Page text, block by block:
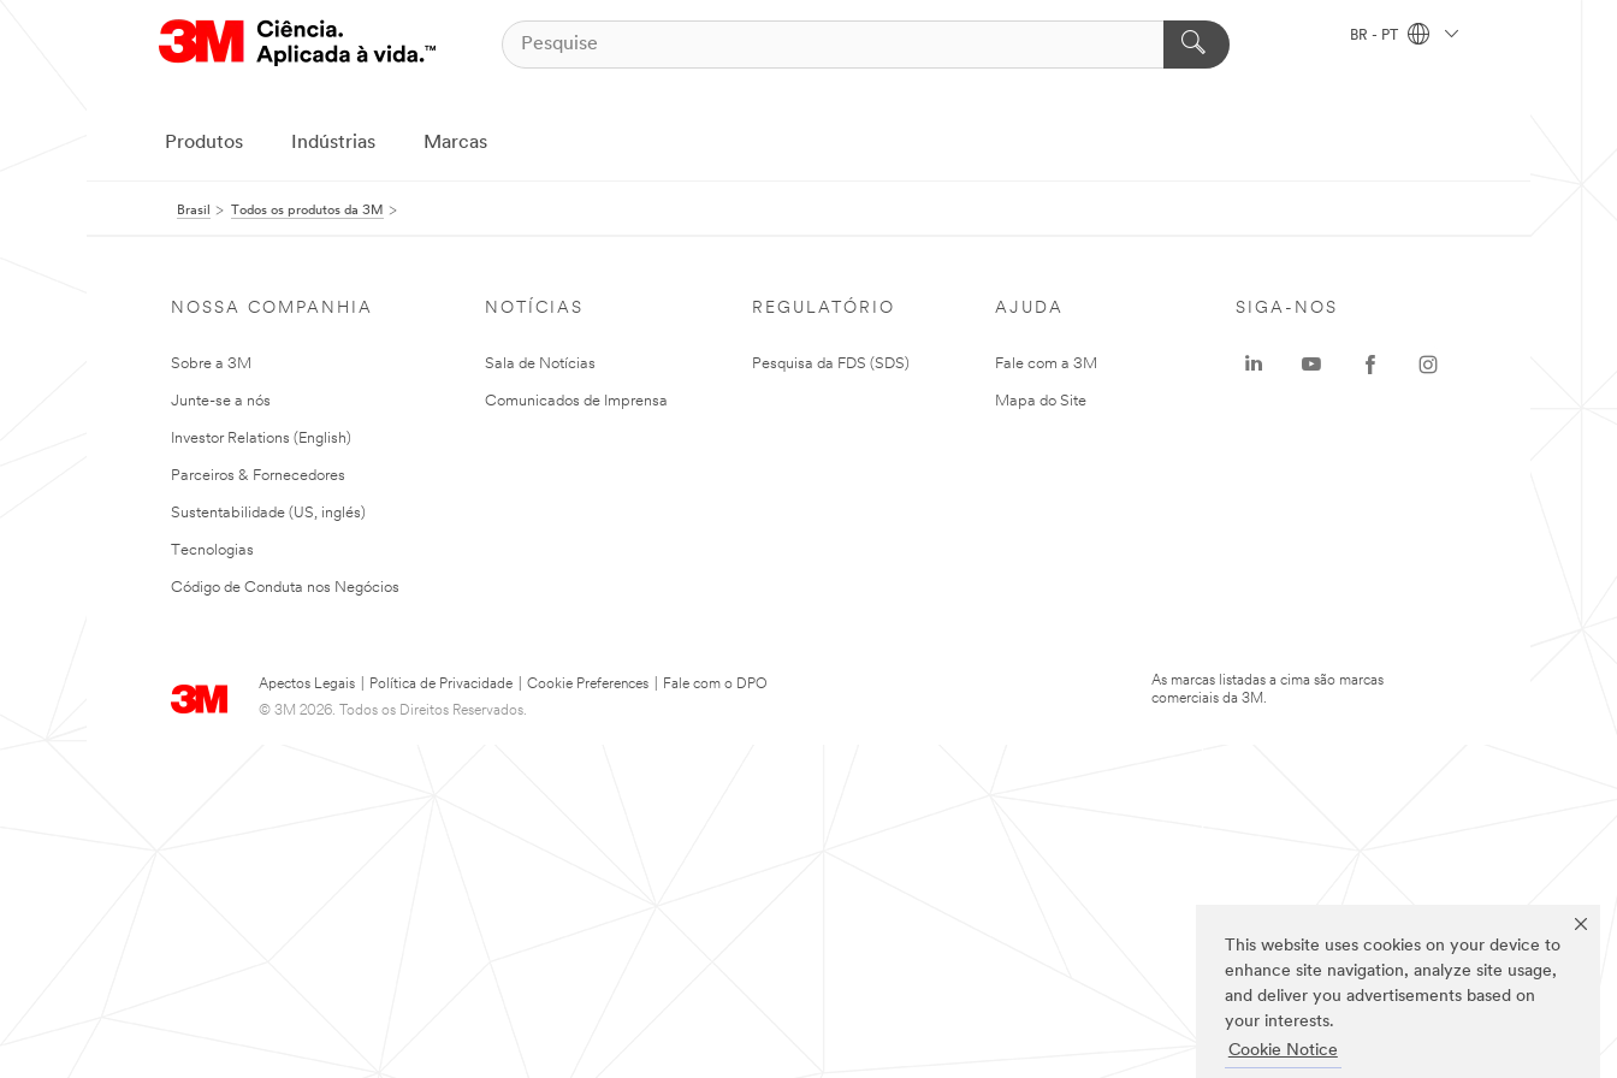
This website uses cookies on your device to
enhance site navigation, analyze site usage,
and deliver you advertisements based on
your interests.
Cookie Notice
BR - PT
Produtos Indústrias Marcas
Brasil Todos os produtos da 3M
NOSSA COMPANHIA
Sobre a 3M
Junte-se a nós
Investor Relations (English)
Parceiros & Fornecedores
Sustentabilidade (US, inglés)
Tecnologias
Código de Conduta nos Negócios
NOTÍCIAS
Sala de Notícias
Comunicados de Imprensa
REGULATÓRIO
Pesquisa da FDS (SDS)
AJUDA
Fale com a 3M
Mapa do Site
Apectos Legais Política de Privacidade Cookie Preferences
Fale com o DPO
© 3M 2026. Todos os Direitos Reservados.
SIGA-NOS
As marcas listadas a cima são marcas
comerciais da 3M.